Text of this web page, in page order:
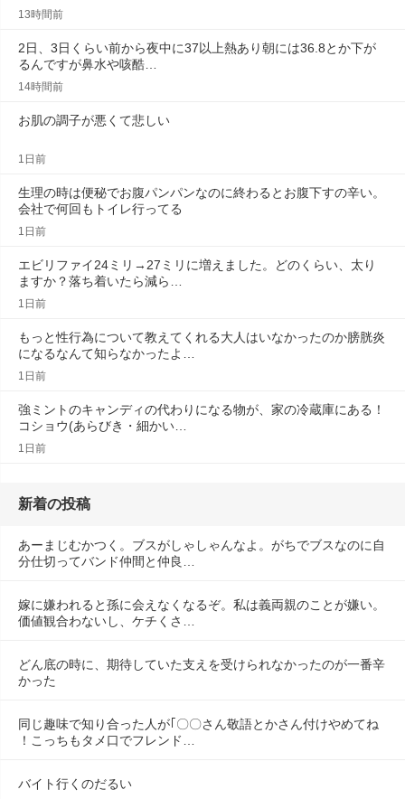
13時間前
2日、3日くらい前から夜中に37以上熱あり朝には36.8とか下が
るんですが鼻水や咳酷…
14時間前
お肌の調子が悪くて悲しい
1日前
生理の時は便秘でお腹パンパンなのに終わるとお腹下すの辛い。
会社で何回もトイレ行ってる
1日前
エビリファイ24ミリ→27ミリに増えました。どのくらい、太り
ますか？落ち着いたら減ら…
1日前
もっと性行為について教えてくれる大人はいなかったのか膀胱炎
になるなんて知らなかったよ…
1日前
強ミントのキャンディの代わりになる物が、家の冷蔵庫にある！
コショウ(あらびき・細かい…
1日前
新着の投稿
あーまじむかつく。ブスがしゃしゃんなよ。がちでブスなのに自
分仕切ってバンド仲間と仲良…
嫁に嫌われると孫に会えなくなるぞ。私は義両親のことが嫌い。
価値観合わないし、ケチくさ…
どん底の時に、期待していた支えを受けられなかったのが一番辛
かった
同じ趣味で知り合った人が｢〇〇さん敬語とかさん付けやめてね
！こっちもタメ口でフレンド…
バイト行くのだるい